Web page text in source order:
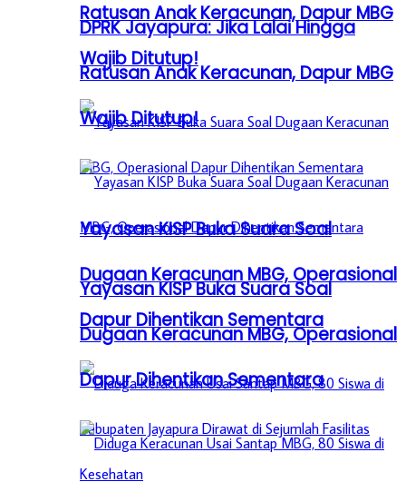
Ratusan Anak Keracunan, Dapur MBG
Wajib Ditutup!
Yayasan KISP Buka Suara Soal
Dugaan Keracunan MBG, Operasional
Dapur Dihentikan Sementara
DPRK Jayapura: Jika Lalai Hingga
Ratusan Anak Keracunan, Dapur MBG
Wajib Ditutup!
Yayasan KISP Buka Suara Soal
Dugaan Keracunan MBG, Operasional
Dapur Dihentikan Sementara